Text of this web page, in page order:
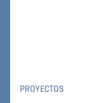
PROYECTOS